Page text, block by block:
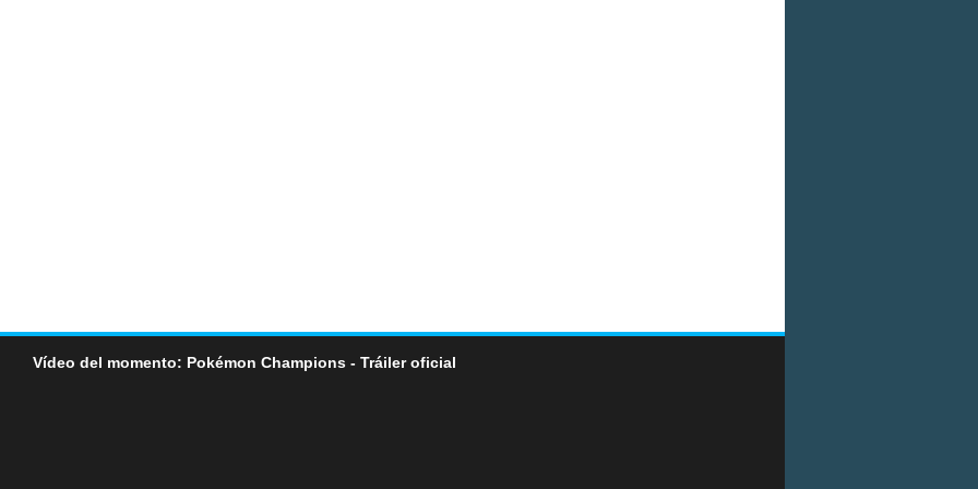
Vídeo del momento: Pokémon Champions - Tráiler oficial